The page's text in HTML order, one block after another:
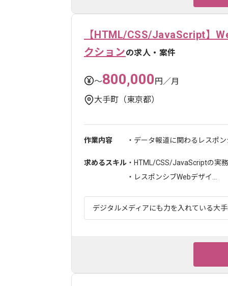
【HTML/CSS/JavaScript】
クションの求人・案件
〜800,000円／月
大手町（東京都）
作業内容 ・データ報道に関わるレスポ
求めるスキル ・HTML/CSS/JavaScriptの実
・レスポンシブWebデザイ...
デジタルメディアにも力を入れている大